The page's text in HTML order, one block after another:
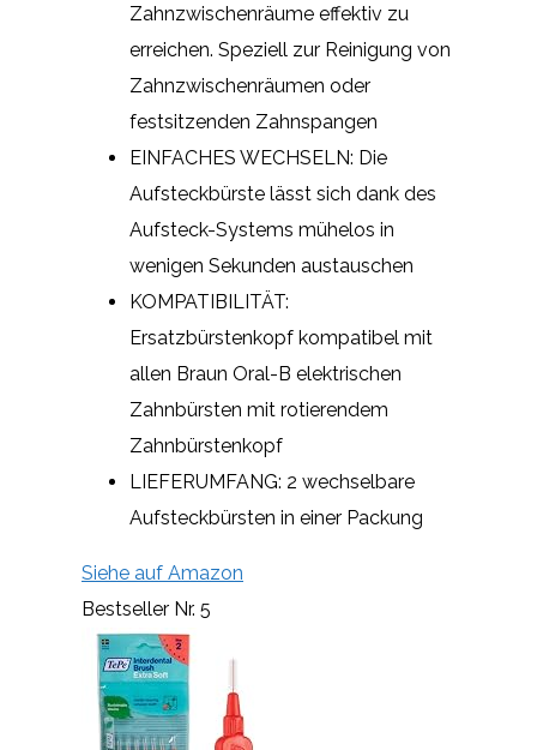
Zahnzwischenräume effektiv zu
erreichen. Speziell zur Reinigung von
Zahnzwischenräumen oder
festsitzenden Zahnspangen
EINFACHES WECHSELN: Die
Aufsteckbürste lässt sich dank des
Aufsteck-Systems mühelos in
wenigen Sekunden austauschen
KOMPATIBILITÄT:
Ersatzbürstenkopf kompatibel mit
allen Braun Oral-B elektrischen
Zahnbürsten mit rotierendem
Zahnbürstenkopf
LIEFERUMFANG: 2 wechselbare
Aufsteckbürsten in einer Packung
Siehe auf Amazon
Bestseller Nr. 5